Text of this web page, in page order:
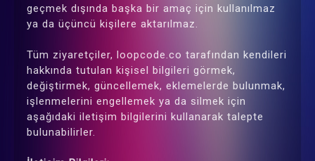
geçmek dışında başka bir amaç için kullanılmaz
ya da üçüncü kişilere aktarılmaz.
Tüm ziyaretçiler, loopcode.co tarafından kendileri
hakkında tutulan kişisel bilgileri görmek,
değiştirmek, güncellemek, eklemelerde bulunmak,
işlenmelerini engellemek ya da silmek için
aşağıdaki iletişim bilgilerini kullanarak talepte
bulunabilirler.